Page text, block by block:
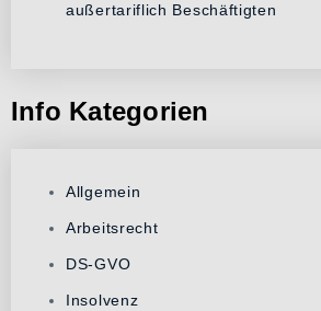
außertariflich Beschäftigten
Info Kategorien
Allgemein
Arbeitsrecht
DS-GVO
Insolvenz